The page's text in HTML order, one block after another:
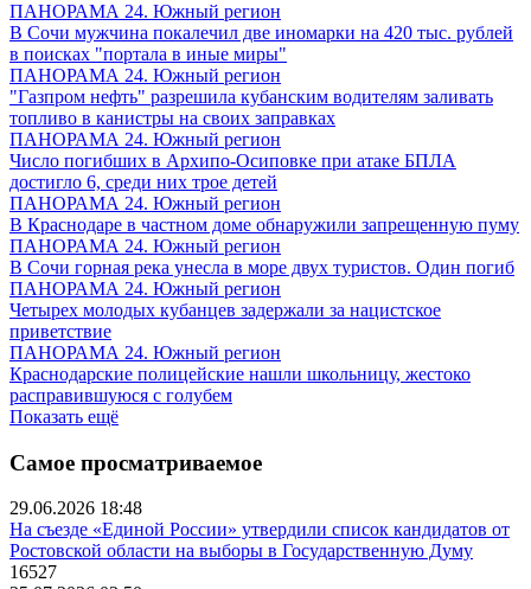
ПАНОРАМА 24. Южный регион
В Сочи мужчина покалечил две иномарки на 420 тыс. рублей
в поисках "портала в иные миры"
ПАНОРАМА 24. Южный регион
"Газпром нефть" разрешила кубанским водителям заливать
топливо в канистры на своих заправках
ПАНОРАМА 24. Южный регион
Число погибших в Архипо-Осиповке при атаке БПЛА
достигло 6, среди них трое детей
ПАНОРАМА 24. Южный регион
В Краснодаре в частном доме обнаружили запрещенную пуму
ПАНОРАМА 24. Южный регион
В Сочи горная река унесла в море двух туристов. Один погиб
ПАНОРАМА 24. Южный регион
Четырех молодых кубанцев задержали за нацистское
приветствие
ПАНОРАМА 24. Южный регион
Краснодарские полицейские нашли школьницу, жестоко
расправившуюся с голубем
Показать ещё
Самое просматриваемое
29.06.2026 18:48
На съезде «Единой России» утвердили список кандидатов от
Ростовской области на выборы в Государственную Думу
16527